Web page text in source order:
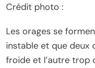
Crédit photo :
Les orages se
instable et que deux
froide et l’autre trop